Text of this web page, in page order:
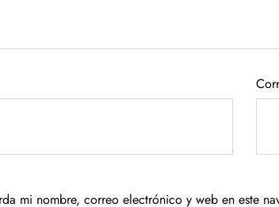
mi nombre, correo electrónico y web en este